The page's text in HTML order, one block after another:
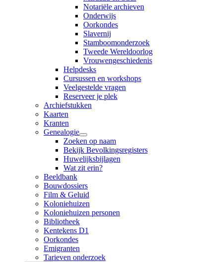
Notariële archieven
Onderwijs
Oorkondes
Slavernij
Stamboomonderzoek
Tweede Wereldoorlog
Vrouwengeschiedenis
Helpdesks
Cursussen en workshops
Veelgestelde vragen
Reserveer je plek
Archiefstukken
Kaarten
Kranten
Genealogie
Zoeken op naam
Bekijk Bevolkingsregisters
Huwelijksbijlagen
Wat zit erin?
Beeldbank
Bouwdossiers
Film & Geluid
Koloniehuizen
Koloniehuizen personen
Bibliotheek
Kentekens D1
Oorkondes
Emigranten
Tarieven onderzoek